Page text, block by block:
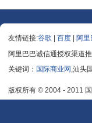
友情链接:谷歌 百度 阿里
阿里巴巴诚信通授权渠道推
关键词： 国际商业网 ,汕头
版权所有 © 2004 - 2011